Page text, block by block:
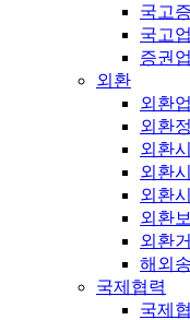
국고
국고
증권
외환
외환
외환
외환
외환
외환
외환
외환
해외
국제협력
국제